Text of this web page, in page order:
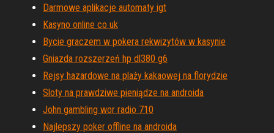
Darmowe aplikacje automaty igt
Kasyno online co uk
Bycie graczem w pokera rekwizytów w kasynie
Gniazda rozszerzeń hp dl380 g6
Rejsy hazardowe na plaży kakaowej na florydzie
Sloty na prawdziwe pieniądze na androida
John gambling wor radio 710
Najlepszy poker offline na androida